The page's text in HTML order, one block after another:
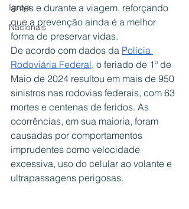
Igreja
Nacionais
antes e durante a viagem, reforçando
que a prevenção ainda é a melhor
forma de preservar vidas.
De acordo com dados da Polícia
Rodoviária Federal, o feriado de 1º de
Maio de 2024 resultou em mais de 950
sinistros nas rodovias federais, com 63
mortes e centenas de feridos. As
ocorrências, em sua maioria, foram
causadas por comportamentos
imprudentes como velocidade
excessiva, uso do celular ao volante e
ultrapassagens perigosas.